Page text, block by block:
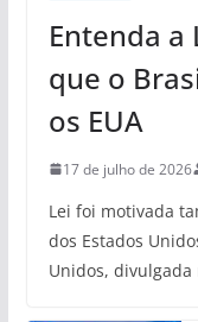
Entenda a
que o
os EUA
17 de julho de 2026
Lei foi motivada
dos Estados
Unidos, divulgada